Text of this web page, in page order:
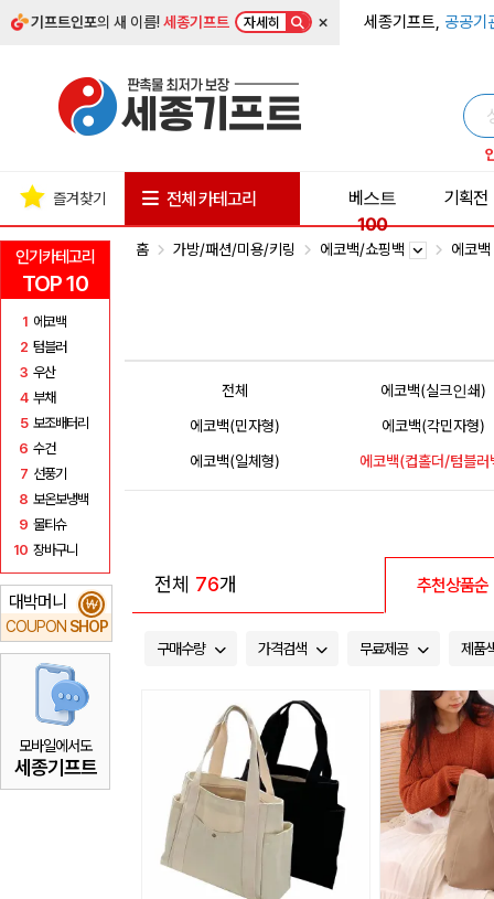
기프트인포의 새 이름!세종기프트 자세히 × 세종기프트, 공공기
인기카테고리
TOP 10
1 에코백
2 텀블러
3 우산
4 부채
5 보조배터리
6 수건
7 선풍기
8 보온보냉백
9 물티슈
10 장바구니
대박머니
COUPON SHOP
₩
모바일에서도
세종기프트
즐겨찾기 전체 카테고리
베스트
100
기획전
홈 가방/패션/미용/키링 에코백/쇼핑백 에코백
전체
에코백(실크인쇄)
에코백(민자형)
에코백(각민자형)
에코백(일체형)
에코백(컵홀더/텀블러
전체 76개 추천상품순
구매수량 가격검색 무료제공 제품